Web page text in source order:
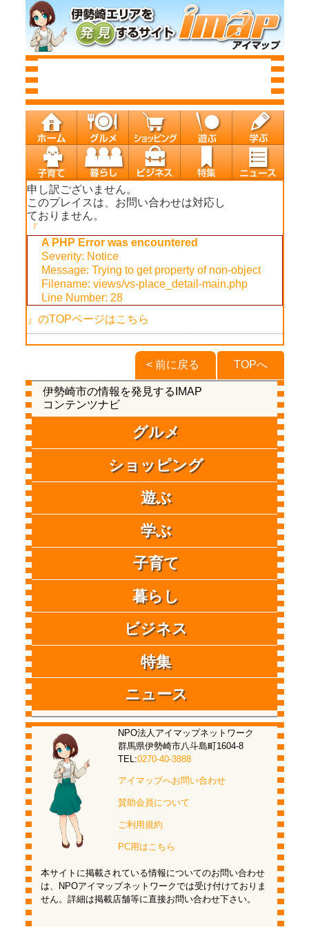
申し訳ございません。
このプレイスは、お問い合わせは対応し
ておりません。
『
A PHP Error was encountered
Severity: Notice
Message: Trying to get property of non-object
Filename: views/vs-place_detail-main.php
Line Number: 28
』のTOPページはこちら
TOPへ
< 前に戻る
伊勢崎市の情報を発見するIMAP
コンテンツナビ
グルメ
ショッピング
遊ぶ
学ぶ
子育て
暮らし
ビジネス
特集
ニュース
NPO法人アイマップネットワーク
群馬県伊勢崎市八斗島町1604-8
TEL:0270-40-3888
アイマップへお問い合わせ
賛助会員について
ご利用規約
PC用はこちら
本サイトに掲載されている情報についてのお問い合わせ
は、NPOアイマップネットワークでは受け付けておりま
せん。詳細は掲載店舗等に直接お問い合わせ下さい。